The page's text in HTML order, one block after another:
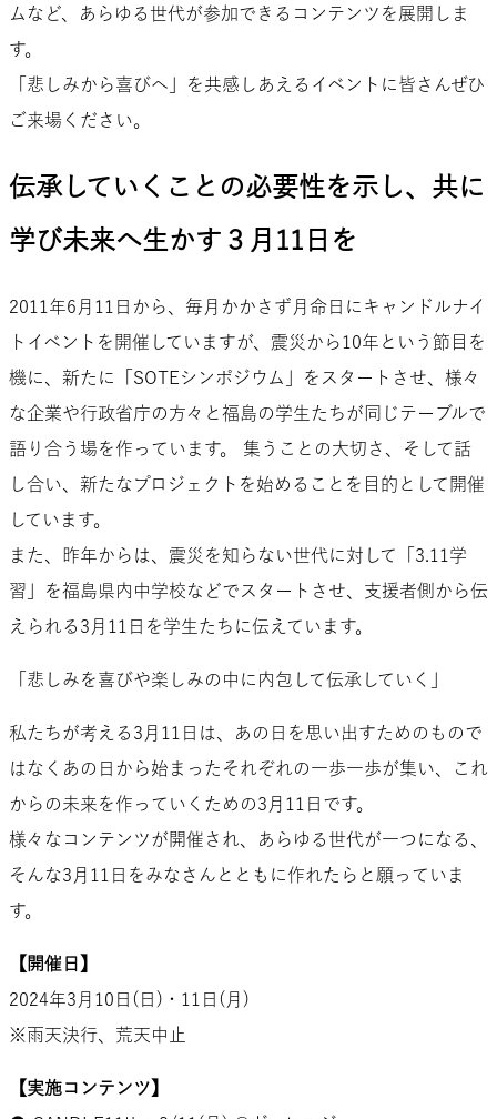
ムなど、あらゆる世代が参加できるコンテンツを展開しま
す。
「悲しみから喜びへ」を共感しあえるイベントに皆さんぜひ
ご来場ください。
伝承していくことの必要性を示し、共に
学び未来へ生かす３月11日を
2011年6月11日から、毎月かかさず月命日にキャンドルナイ
トイベントを開催していますが、震災から10年という節目を
機に、新たに「SOTEシンポジウム」をスタートさせ、様々
な企業や行政省庁の方々と福島の学生たちが同じテーブルで
語り合う場を作っています。 集うことの大切さ、そして話
し合い、新たなプロジェクトを始めることを目的として開催
しています。
また、昨年からは、震災を知らない世代に対して「3.11学
習」を福島県内中学校などでスタートさせ、支援者側から伝
えられる3月11日を学生たちに伝えています。
「悲しみを喜びや楽しみの中に内包して伝承していく」
私たちが考える3月11日は、あの日を思い出すためのもので
はなくあの日から始まったそれぞれの一歩一歩が集い、これ
からの未来を作っていくための3月11日です。
様々なコンテンツが開催され、あらゆる世代が一つになる、
そんな3月11日をみなさんとともに作れたらと願っていま
す。
【開催日】
2024年3月10日(日)・11日(月)
※雨天決行、荒天中止
【実施コンテンツ】